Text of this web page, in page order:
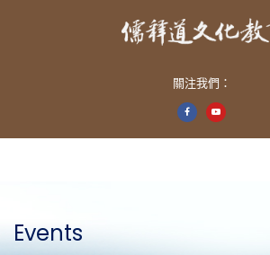
關注我們：
Events